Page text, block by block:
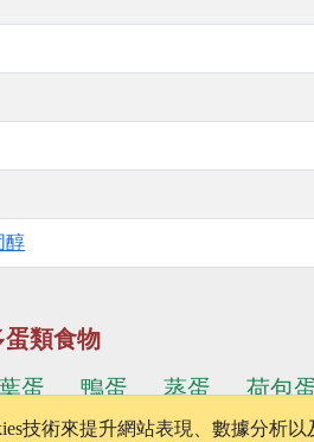
醇
蛋類食物
蛋
鴨蛋 蒸蛋 荷包
技術來提升網站表現、數據分析